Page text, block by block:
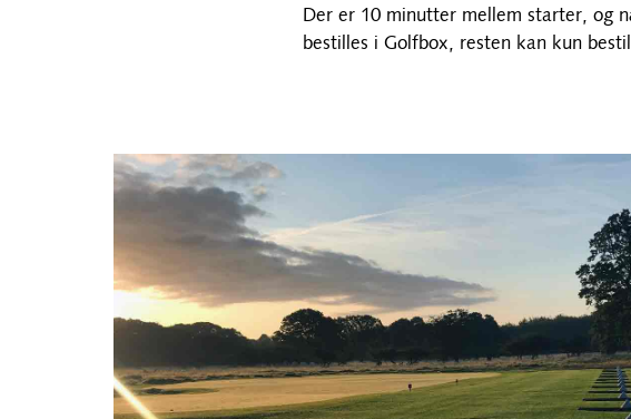
Der er 10 minutter mellem starter, og
bestilles i Golfbox, resten kan kun